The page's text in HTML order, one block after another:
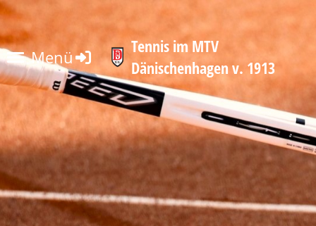
Menü
Tennis im MTV
Dänischenhagen v. 1913